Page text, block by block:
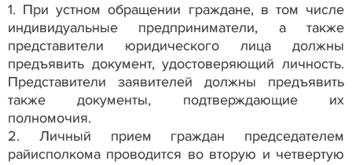
1. При устном обращении граждане, в том числе
индивидуальные предприниматели, а также
представители юридического лица должны
предъявить документ, удостоверяющий личность.
Представители заявителей должны предъявить
также документы, подтверждающие их
полномочия.
2. Личный прием граждан председателем
райисполкома проводится во вторую и четвертую